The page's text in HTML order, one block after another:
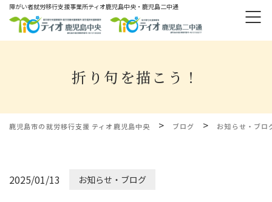
障がい者就労移⾏⽀援事業所ティオ⿅児島中央・鹿児島二中通
折り句を描こう！
鹿児島市の就労移行支援 ティオ鹿児島中央 > ブログ > お知らせ・ブロ
2025/01/13 お知らせ・ブログ